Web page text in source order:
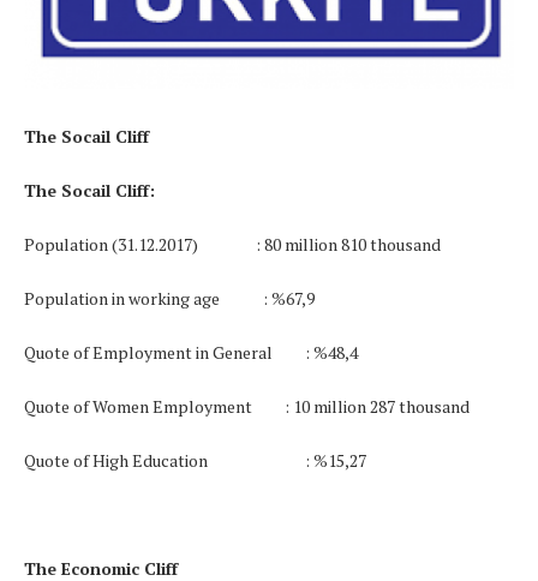
The Socail Cliff
The Socail Cliff:
Population (31.12.2017) : 80 million 810 thousand
Population in working age : %67,9
Quote of Employment in General : %48,4
Quote of Women Employment : 10 million 287 thousand
Quote of High Education : %15,27
The Economic Cliff